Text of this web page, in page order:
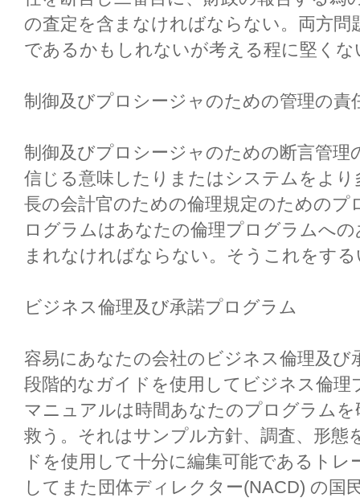
の査定を含まなければならない。両方
であるかもしれないが考える程に堅くな
制御及びプロシージャのための管理の責
制御及びプロシージャのための断言管
信じる意味したりまたはシステムをよ
長の会計官のための倫理規定のための
ログラムはあなたの倫理プログラムへ
まれなければならない。そうこれをす
ビジネス倫理及び承諾プログラム
容易にあなたの会社のビジネス倫理及
段階的なガイドを使用してビジネス倫
マニュアルは時間あなたのプログラム
救う。それはサンプル方針、調査、形
ドを使用して十分に編集可能であるト
してまた団体ディレクター(NACD) の国